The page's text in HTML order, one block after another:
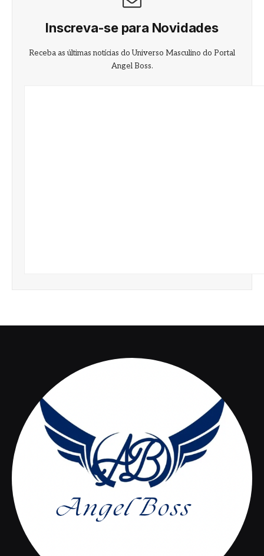
Inscreva-se para Novidades
Receba as últimas notícias do Universo Masculino do Portal
Angel Boss.